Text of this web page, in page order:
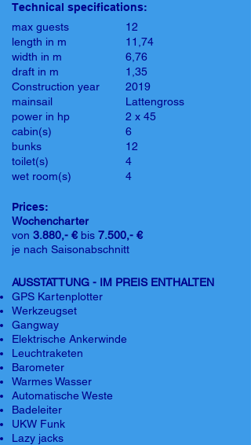
Technical specifications:
max guests
length in m
width in m
draft in m
Construction year
mainsail
power in hp
cabin(s)
bunks
toilet(s)
wet room(s)
12
11,74
6,76
1,35
2019
Lattengross
2 x 45
6
12
4
4
Prices:
Wochencharter
von 3.880,- € bis 7.500,- €
je nach Saisonabschnitt
AUSSTATTUNG - IM PREIS ENTHALTEN
GPS Kartenplotter
Werkzeugset
Gangway
Elektrische Ankerwinde
Leuchtraketen
Barometer
Warmes Wasser
Automatische Weste
Badeleiter
UKW Funk
Lazy jacks